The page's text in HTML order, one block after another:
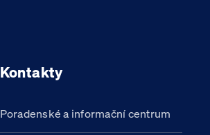
Kontakty
Poradenské a informační centrum